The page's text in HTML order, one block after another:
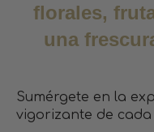
florales,
una
Sumérgete en la
vigorizante de cada